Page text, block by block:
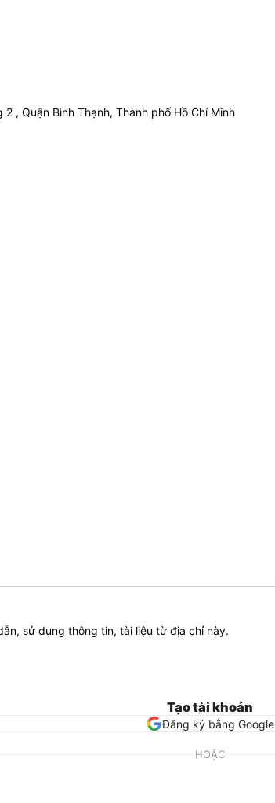
, Quận Bình Thạnh, Thành phố Hồ Chí Minh
sử dụng thông tin, tài liệu từ địa chỉ này.
Tạo tài khoản
Đăng ký bằng Google
HOẶC